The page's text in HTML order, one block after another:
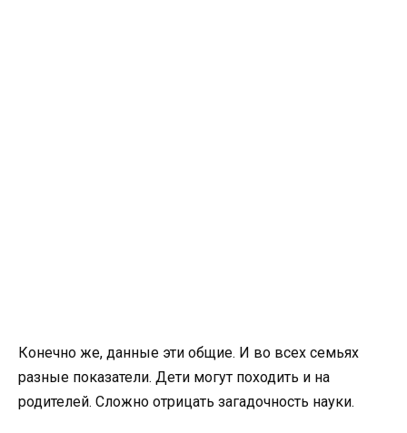
Конечно же, данные эти общие. И во всех семьях
разные показатели. Дети могут походить и на
родителей. Сложно отрицать загадочность науки.